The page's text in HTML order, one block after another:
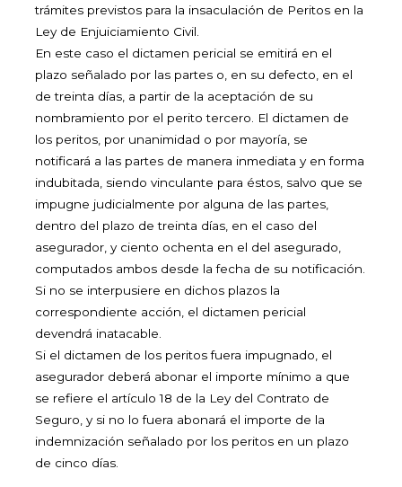
trámites previstos para la insaculación de Peritos en la
Ley de Enjuiciamiento Civil.
En este caso el dictamen pericial se emitirá en el
plazo señalado por las partes o, en su defecto, en el
de treinta días, a partir de la aceptación de su
nombramiento por el perito tercero. El dictamen de
los peritos, por unanimidad o por mayoría, se
notificará a las partes de manera inmediata y en forma
indubitada, siendo vinculante para éstos, salvo que se
impugne judicialmente por alguna de las partes,
dentro del plazo de treinta días, en el caso del
asegurador, y ciento ochenta en el del asegurado,
computados ambos desde la fecha de su notificación.
Si no se interpusiere en dichos plazos la
correspondiente acción, el dictamen pericial
devendrá inatacable.
Si el dictamen de los peritos fuera impugnado, el
asegurador deberá abonar el importe mínimo a que
se refiere el artículo 18 de la Ley del Contrato de
Seguro, y si no lo fuera abonará el importe de la
indemnización señalado por los peritos en un plazo
de cinco días.